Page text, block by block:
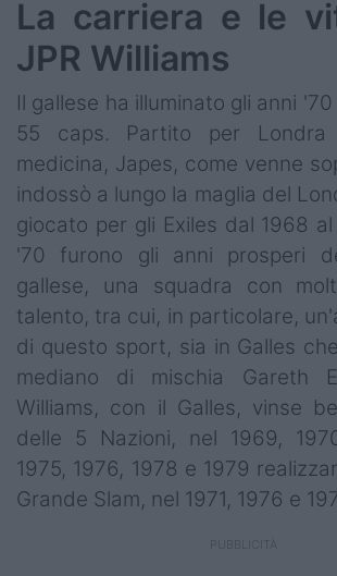
La carriera e le
JPR Williams
Il gallese ha illuminato gli anni
55 caps. Partito per Londra
medicina, Japes, come venne
indossò a lungo la maglia del
giocato per gli Exiles dal 1968 al
'70 furono gli anni prosperi
gallese, una squadra con
talento, tra cui, in particolare,
di questo sport, sia in Galles
mediano di mischia Gareth
Williams, con il Galles, vinse
delle 5 Nazioni, nel 1969,
1975, 1976, 1978 e 1979
Grande Slam, nel 1971, 1976 e